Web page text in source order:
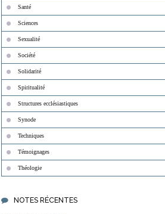
Santé
Sciences
Sexualité
Société
Solidarité
Spiritualité
Structures ecclésiastiques
Synode
Techniques
Témoignages
Théologie
NOTES RÉCENTES